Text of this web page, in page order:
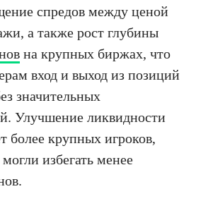
спредов между ценой
а также рост глубины
на крупных биржах, что
вход и выход из позиций
значительных
Улучшение ликвидности
более крупных игроков,
избегать менее